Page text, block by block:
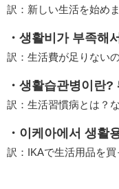
訳：新しい生活を始めま
・생활비가 부족해
訳：生活費が足りない
・생활습관병이란?
訳：生活習慣病とは？
・이케아에서 생활
訳：IKAで生活用品を買